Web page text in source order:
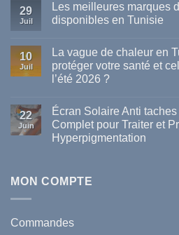
29
Juil
Les meilleures marques
disponibles en Tunisie
sur
meilleures
marques
disponibles
en
Tunisie
10
Juil
La vague de chaleur en
protéger votre santé et
l’été 2026 ?
sur
La
vague
de
comment
et
celle
22
Juin
Écran Solaire Anti
Complet pour Traiter et
Hyperpigmentation
Écran
Solaire
Tunisie
MON COMPTE
Commandes